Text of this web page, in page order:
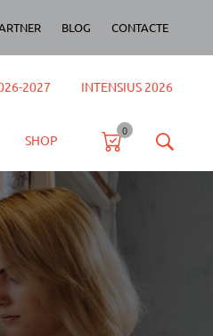
BLOG CONTACTE
2027 INTENSIUS 2026
SHOP
0